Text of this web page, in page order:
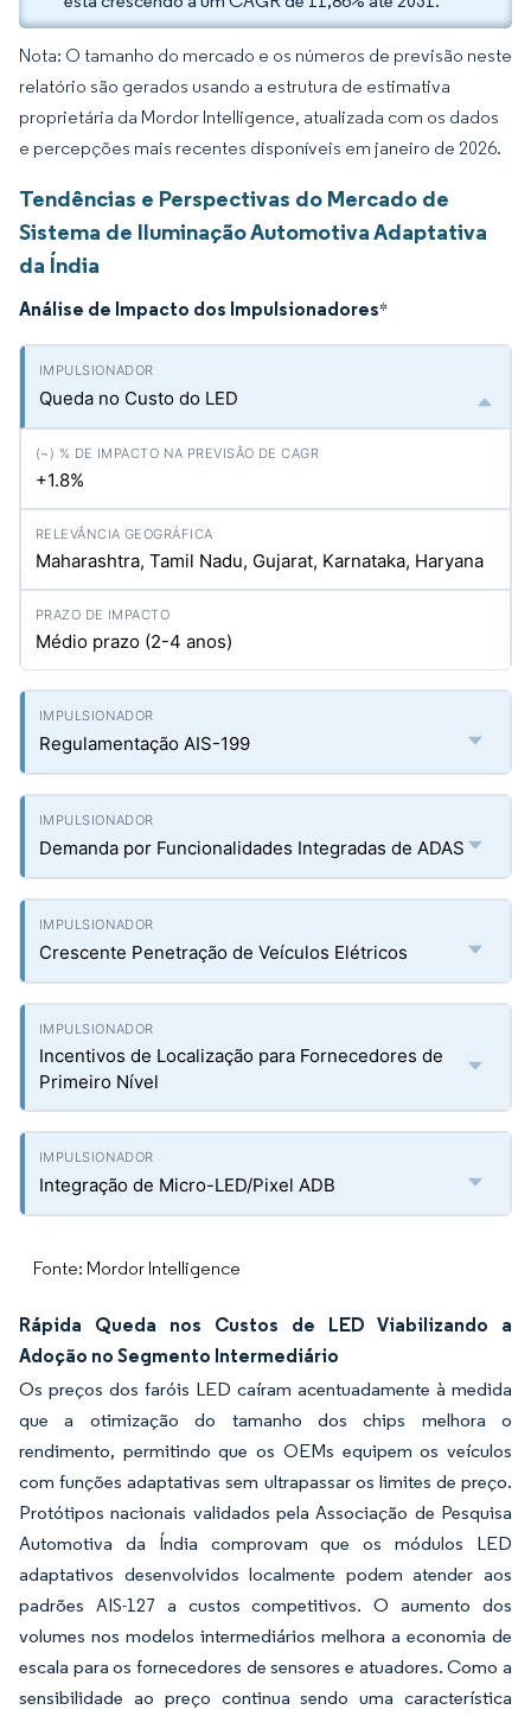
Nota: O tamanho do mercado e os números de previsão neste
relatório são gerados usando a estrutura de estimativa
proprietária da Mordor Intelligence, atualizada com os dados
e percepções mais recentes disponíveis em janeiro de 2026.
Tendências e Perspectivas do Mercado de
Sistema de Iluminação Automotiva Adaptativa
da Índia
Análise de Impacto dos Impulsionadores*
Queda no Custo do LED
+1.8%
Maharashtra, Tamil Nadu, Gujarat, Karnataka, Haryana
Médio prazo (2-4 anos)
Regulamentação AIS-199
Demanda por Funcionalidades Integradas de ADAS
Crescente Penetração de Veículos Elétricos
Incentivos de Localização para Fornecedores de
Primeiro Nível
Integração de Micro-LED/Pixel ADB
Fonte: Mordor Intelligence
Rápida Queda nos Custos de LED Viabilizando a
Adoção no Segmento Intermediário
Os preços dos faróis LED caíram acentuadamente à medida
que a otimização do tamanho dos chips melhora o
rendimento, permitindo que os OEMs equipem os veículos
com funções adaptativas sem ultrapassar os limites de preço.
Protótipos nacionais validados pela Associação de Pesquisa
Automotiva da Índia comprovam que os módulos LED
adaptativos desenvolvidos localmente podem atender aos
padrões AIS-127 a custos competitivos. O aumento dos
volumes nos modelos intermediários melhora a economia de
escala para os fornecedores de sensores e atuadores. Como a
sensibilidade ao preço continua sendo uma característica